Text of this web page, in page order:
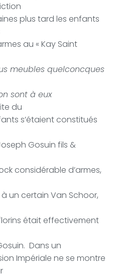
plus tard les enfants
au « Kay Saint
meubles quelconcques
sont à eux
du
s’étaient constitués
Gosuin fils &
considérable d’armes,
un certain Van Schoor,
était effectivement
Dans un
Impériale ne se montre